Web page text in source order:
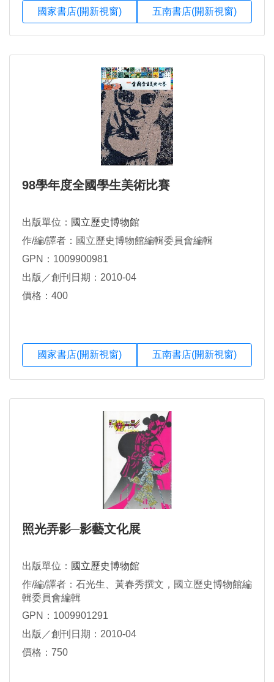
國家書店(開新視窗) 五南書店(開新視窗)
98學年度全國學生美術比賽
出版單位： 國立歷史博物館
作/編/譯者：國立歷史博物館編輯委員會編輯
GPN：1009900981
出版／創刊日期：2010-04
價格：400
國家書店(開新視窗) 五南書店(開新視窗)
照光弄影─影藝文化展
出版單位： 國立歷史博物館
作/編/譯者：石光生、黃春秀撰文，國立歷史博物館編
輯委員會編輯
GPN：1009901291
出版／創刊日期：2010-04
價格：750